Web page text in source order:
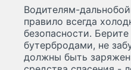
Водителям-
правило всегда
безопасности.
бутербродами, не
должны быть